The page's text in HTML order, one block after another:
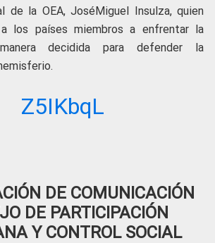
de la OEA, JoséMiguel Insulza, quien
los países miembros a enfrentar la
decidida para defender la
DE COMUNICACIÓN
DE PARTICIPACIÓN
Y CONTROL SOCIAL